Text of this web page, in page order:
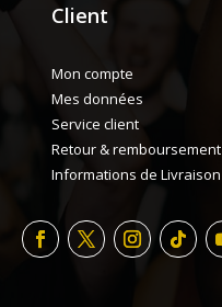
Client
Mon compte
Mes données
Service client
Retour & remboursement
Informations de Livraison